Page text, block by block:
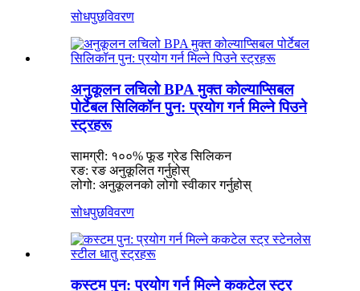
सोधपुछविवरण
अनुकूलन लचिलो BPA मुक्त कोल्याप्सिबल
पोर्टेबल सिलिकॉन पुन: प्रयोग गर्न मिल्ने पिउने
स्ट्रहरू
सामग्री: १००% फूड ग्रेड सिलिकन
रङ: रङ अनुकूलित गर्नुहोस्
लोगो: अनुकूलनको लोगो स्वीकार गर्नुहोस्
सोधपुछविवरण
कस्टम पुन: प्रयोग गर्न मिल्ने ककटेल स्ट्र